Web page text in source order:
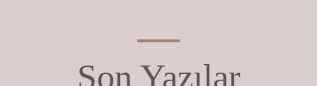
Son Yazılar